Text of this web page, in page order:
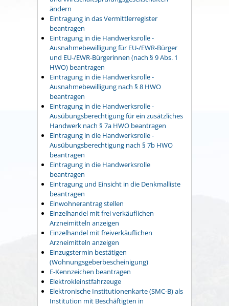
ändern
Eintragung in das Vermittlerregister
beantragen
Eintragung in die Handwerksrolle -
Ausnahmebewilligung für EU-/EWR-Bürger
und EU-/EWR-Bürgerinnen (nach § 9 Abs. 1
HWO) beantragen
Eintragung in die Handwerksrolle -
Ausnahmebewilligung nach § 8 HWO
beantragen
Eintragung in die Handwerksrolle -
Ausübungsberechtigung für ein zusätzliches
Handwerk nach § 7a HWO beantragen
Eintragung in die Handwerksrolle -
Ausübungsberechtigung nach § 7b HWO
beantragen
Eintragung in die Handwerksrolle
beantragen
Eintragung und Einsicht in die Denkmalliste
beantragen
Einwohnerantrag stellen
Einzelhandel mit frei verkäuflichen
Arzneimitteln anzeigen
Einzelhandel mit freiverkäuflichen
Arzneimitteln anzeigen
Einzugstermin bestätigen
(Wohnungsgeberbescheinigung)
E-Kennzeichen beantragen
Elektrokleinstfahrzeuge
Elektronische Institutionenkarte (SMC-B) als
Institution mit Beschäftigten in